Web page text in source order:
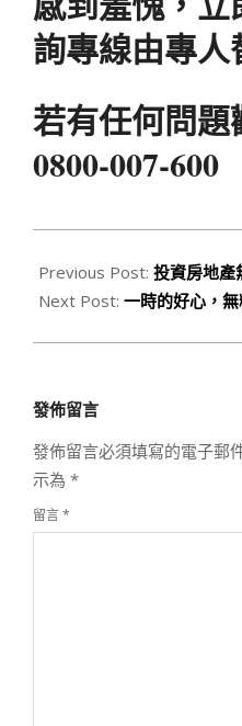
詢專線由專人
若有任何問
0800-007-600
03-
04
Previous Post: 投資房地
Next Post: 一時的好心，
發佈留言
發佈留言必須填寫的電子郵
示為 *
留言*